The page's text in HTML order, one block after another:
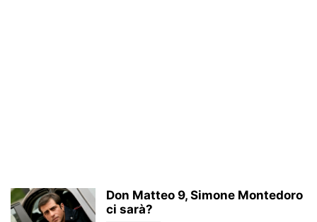
Don Matteo 9, Simone Montedoro
ci sarà?